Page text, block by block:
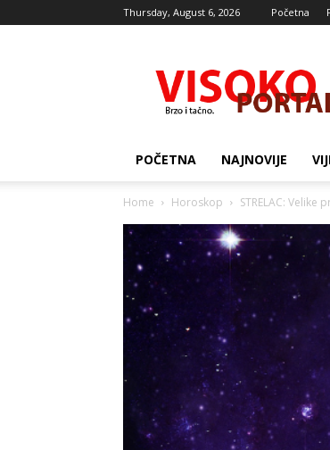
Thursday, August 6, 2026 Početna
portal
POČETNA NAJNOVIJE
Home Horoskop STRELAC: